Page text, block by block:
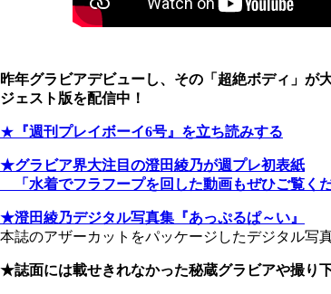
昨年グラビアデビューし、その「超絶ボディ」が
ジェスト版を配信中！
★ 『週刊プレイボーイ6号』を立ち読みする
★グラビア界大注目の澄田綾乃が週プレ初表紙
「水着でフラフープを回した動画もぜひご覧くだ
★澄田綾乃デジタル写真集『あっぷるぱ～い』
本誌のアザーカットをパッケージしたデジタル写
★誌面には載せきれなかった秘蔵グラビアや撮り